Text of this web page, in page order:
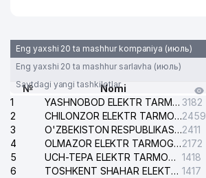
Eng yaxshi 20 ta mashhur kompaniya (июль)
Eng yaxshi 20 ta mashhur sarlavha (июль)
Saytdagi yangi tashkilotlar
№
Nomi
1
YASHNOBOD ELEKTR TARMOG'I NOSOZLIKLARI XIZMATI 3182
2
CHILONZOR ELEKTR TARMOG'I NOSOZLIK XIZMATI2459
3
O'ZBEKISTON RESPUBLIKASI BOSH PROKURATURASI ISHONCH TELEFONI2411
4
OLMAZOR ELEKTR TARMOG'I NOSOZLIKLARI XIZMATI2172
5
UCH-TEPA ELEKTR TARMOG'I NOSOZLIKLARI XIZMATI 1418
6
TOSHKENT SHAHAR ELEKTR TARMOQLARI KORXONASI AJ 1417